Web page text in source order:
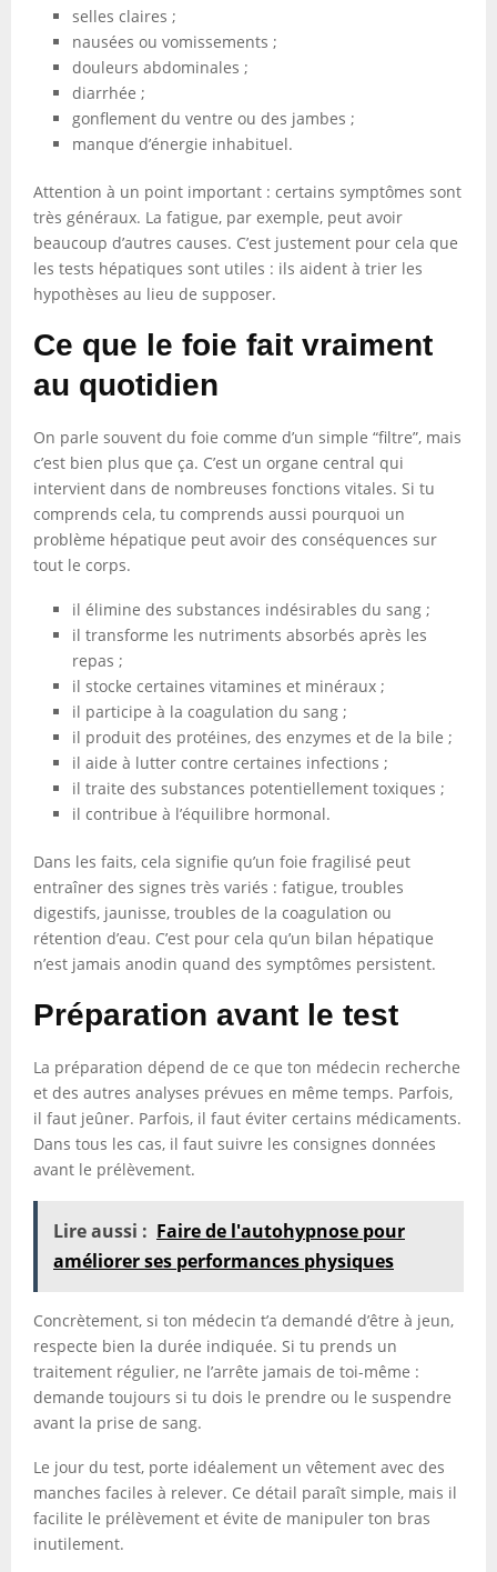
selles claires ;
nausées ou vomissements ;
douleurs abdominales ;
diarrhée ;
gonflement du ventre ou des jambes ;
manque d’énergie inhabituel.
Attention à un point important : certains symptômes sont
très généraux. La fatigue, par exemple, peut avoir
beaucoup d’autres causes. C’est justement pour cela que
les tests hépatiques sont utiles : ils aident à trier les
hypothèses au lieu de supposer.
Ce que le foie fait vraiment
au quotidien
On parle souvent du foie comme d’un simple “filtre”, mais
c’est bien plus que ça. C’est un organe central qui
intervient dans de nombreuses fonctions vitales. Si tu
comprends cela, tu comprends aussi pourquoi un
problème hépatique peut avoir des conséquences sur
tout le corps.
il élimine des substances indésirables du sang ;
il transforme les nutriments absorbés après les
repas ;
il stocke certaines vitamines et minéraux ;
il participe à la coagulation du sang ;
il produit des protéines, des enzymes et de la bile ;
il aide à lutter contre certaines infections ;
il traite des substances potentiellement toxiques ;
il contribue à l’équilibre hormonal.
Dans les faits, cela signifie qu’un foie fragilisé peut
entraîner des signes très variés : fatigue, troubles
digestifs, jaunisse, troubles de la coagulation ou
rétention d’eau. C’est pour cela qu’un bilan hépatique
n’est jamais anodin quand des symptômes persistent.
Préparation avant le test
La préparation dépend de ce que ton médecin recherche
et des autres analyses prévues en même temps. Parfois,
il faut jeûner. Parfois, il faut éviter certains médicaments.
Dans tous les cas, il faut suivre les consignes données
avant le prélèvement.
Lire aussi : Faire de l'autohypnose pour
améliorer ses performances physiques
Concrètement, si ton médecin t’a demandé d’être à jeun,
respecte bien la durée indiquée. Si tu prends un
traitement régulier, ne l’arrête jamais de toi-même :
demande toujours si tu dois le prendre ou le suspendre
avant la prise de sang.
Le jour du test, porte idéalement un vêtement avec des
manches faciles à relever. Ce détail paraît simple, mais il
facilite le prélèvement et évite de manipuler ton bras
inutilement.